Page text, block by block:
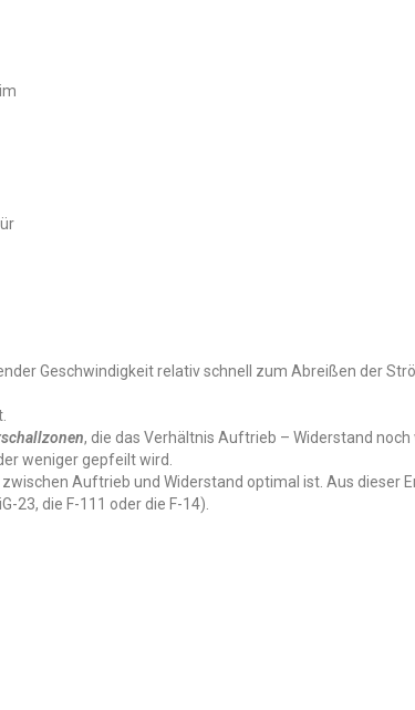
Geschwindigkeit relativ schnell zum Abreißen der
, die das Verhältnis Auftrieb – Widerstand noch
weniger gepfeilt wird.
Auftrieb und Widerstand optimal ist. Aus dieser
23, die F-111 oder die F-14).